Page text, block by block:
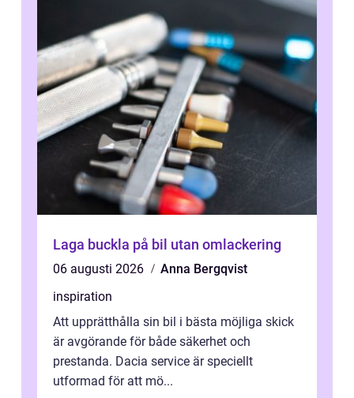
Laga buckla på bil utan omlackering
06 augusti 2026
Anna Bergqvist
inspiration
Att upprätthålla sin bil i bästa möjliga skick
är avgörande för både säkerhet och
prestanda. Dacia service är speciellt
utformad för att mö...